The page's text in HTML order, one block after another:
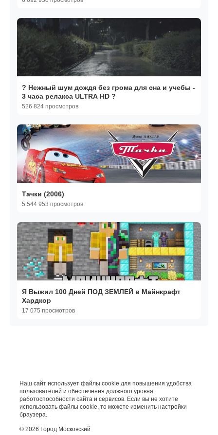
? Нежный шум дождя без грома для сна и учебы -
3 часа релакса ULTRA HD ?
526 824 просмотров
Тачки (2006)
5 544 953 просмотров
Я Выжил 100 Дней ПОД ЗЕМЛЕЙ в Майнкрафт
Хардкор
17 075 просмотров
Наш сайт использует файлы cookie для повышения удобства
пользователей и обеспечения должного уровня
работоспособности сайта и сервисов. Если вы не хотите
использовать файлы cookie, то можете изменить настройки
браузера.
© 2026 Город Московский